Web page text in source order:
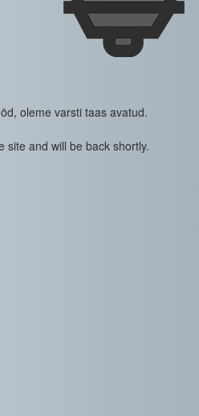
oleme varsti taas avatud.
site and will be back shortly.